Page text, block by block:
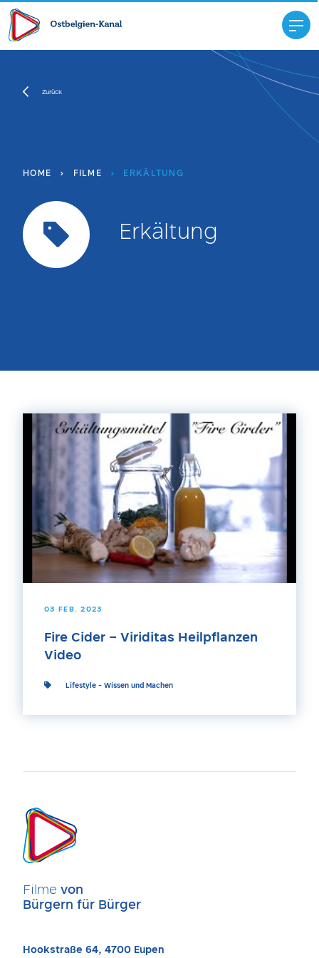
Zurück
HOME › FILME › ERKÄLTUNG
Erkältung
03 FEB. 2023
Fire Cider – Viriditas Heilpflanzen
Video
Lifestyle - Wissen und Machen
Filme von
Bürgern für Bürger
Hookstraße 64, 4700 Eupen